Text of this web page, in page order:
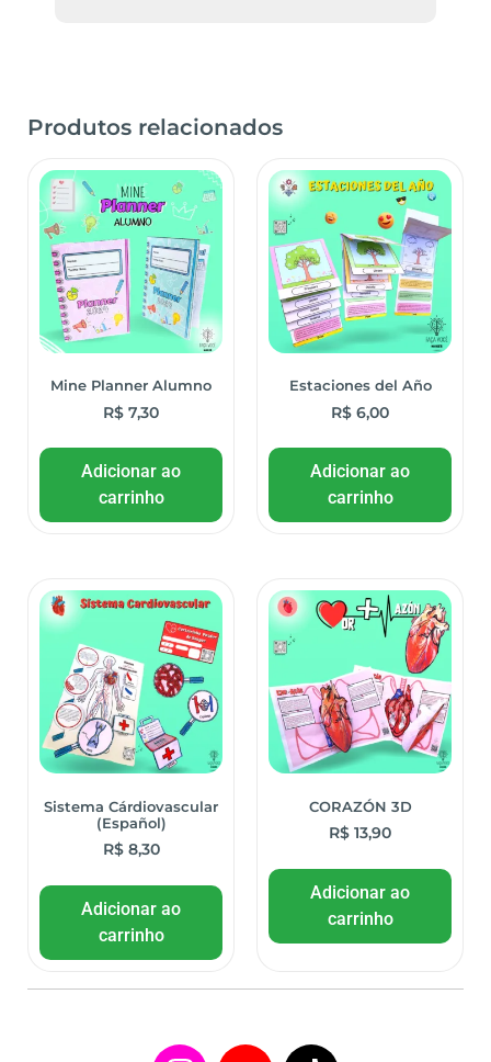
Produtos relacionados
Mine Planner Alumno
R$ 7,30
Adicionar ao
carrinho
Estaciones del Año
R$ 6,00
Adicionar ao
carrinho
Sistema Cárdiovascular
(Español)
R$8,30
Adicionar ao
carrinho
CORAZÓN 3D
R$ 13,90
Adicionar ao
carrinho